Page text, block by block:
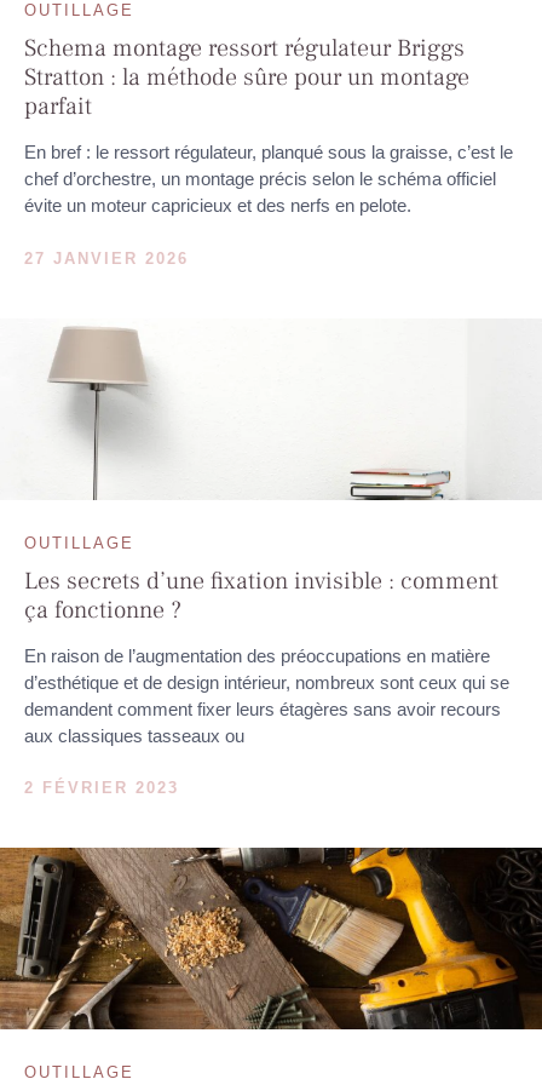
OUTILLAGE
Schema montage ressort régulateur Briggs
Stratton : la méthode sûre pour un montage
parfait
En bref : le ressort régulateur, planqué sous la graisse, c’est le
chef d’orchestre, un montage précis selon le schéma officiel
évite un moteur capricieux et des nerfs en pelote.
27 JANVIER 2026
OUTILLAGE
Les secrets d’une fixation invisible : comment
ça fonctionne ?
En raison de l’augmentation des préoccupations en matière
d’esthétique et de design intérieur, nombreux sont ceux qui se
demandent comment fixer leurs étagères sans avoir recours
aux classiques tasseaux ou
2 FÉVRIER 2023
OUTILLAGE